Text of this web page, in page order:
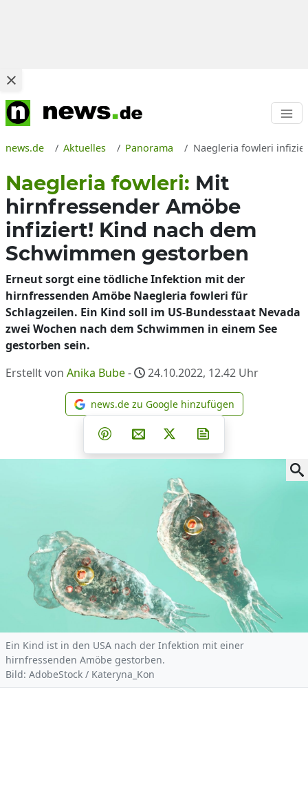
news.de Aktuelles Panorama Naegleria fowleri
Naegleria fowleri: Mit
hirnfressender Amöbe
infiziert! Kind nach dem
Schwimmen gestorben
Erneut sorgt eine tödliche Infektion mit der
hirnfressenden Amöbe Naegleria fowleri für
Schlagzeilen. Ein Kind soll im US-Bundesstaat Nevada
zwei Wochen nach dem Schwimmen in einem See
gestorben sein.
Erstellt von Anika Bube- 24.10.2022, 12.42 Uhr
news.de zu Google
news.de zu Google hinzufügen
Teilen auf Facebook
Teilen auf Whatsapp
Teilen auf Telegram
Teilen auf Pinterest
Per E-Mail teilen
Post auf X
Ein Kind ist in den USA nach der Infektion mit einer
hirnfressenden Amöbe gestorben.
Bild: AdobeStock / Kateryna_Kon